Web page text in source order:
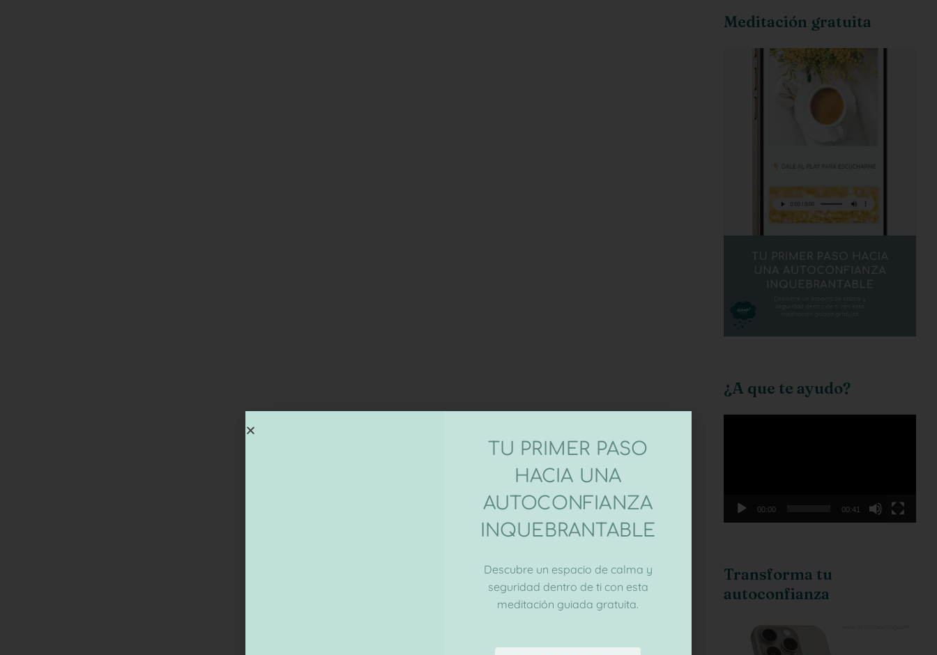
Meditación gratuita
¿A que te ayudo?
00:00 00:41
Transforma tu
autoconfianza
TU PRIMER PASO
HACIA UNA
AUTOCONFIANZA
INQUEBRANTABLE
Descubre un espacio de calma y
seguridad dentro de ti con esta
meditación guiada gratuita.